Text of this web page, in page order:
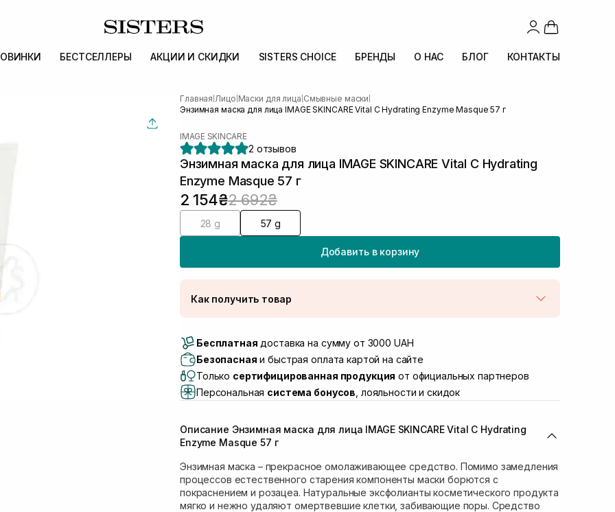
БЕСТСЕЛЛЕРЫ АКЦИИ И СКИДКИ SISTERS CHOICE БРЕНДЫ О НАС БЛОГ КОНТАКТЫ
Главная Лицо Маски для лица Смывные маски
Энзимная маска для лица IMAGE SKINCARE Vital C Hydrating Enzyme Masque 57 г
IMAGE SKINCARE
2 отзывов
Энзимная маска для лица IMAGE SKINCARE Vital C Hydrating
Enzyme Masque 57 г
2 154₴2 692₴
28 g 57 g
Добавить в корзину
Как получить товар
Самовывоз г. Луцк, Винниченка 4
Самовывоз г. Львов, ул. Академика Подстригача, 1В (Duck's
Самовывоз Львов (Ивана Франко 36) Нет в наличии!
Самовывоз г. Львов ул. Степана Бандеры 43 Нет в наличии!
Самовывоз г. Ровно, ул. Кулика и Гудачека 23 (ТЦ Экватор) Нет в наличии!
Бесплатная доставка на сумму от 3000 UAH
Безопасная и быстрая оплата картой на сайте
Только сертифицированная продукция от официальных партнеров
Персональная система бонусов , лояльности и скидок
Описание Энзимная маска для лица IMAGE SKINCARE Vital C Hydrating
Enzyme Masque 57 г
Энзимная маска – прекрасное омолаживающее средство. Помимо замедления
процессов естественного старения компоненты маски борются с
покраснением и розацеа. Натуральные эксфолианты косметического продукта
мягко и нежно удаляют омертвевшие клетки, забивающие поры. Средство